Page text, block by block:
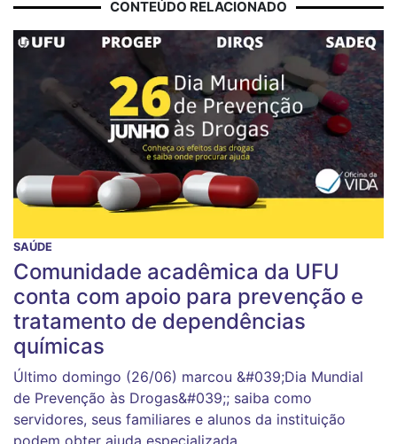
CONTEÚDO RELACIONADO
SAÚDE
Comunidade acadêmica da UFU
conta com apoio para prevenção e
tratamento de dependências
químicas
Último domingo (26/06) marcou &#039;Dia Mundial
de Prevenção às Drogas&#039;; saiba como
servidores, seus familiares e alunos da instituição